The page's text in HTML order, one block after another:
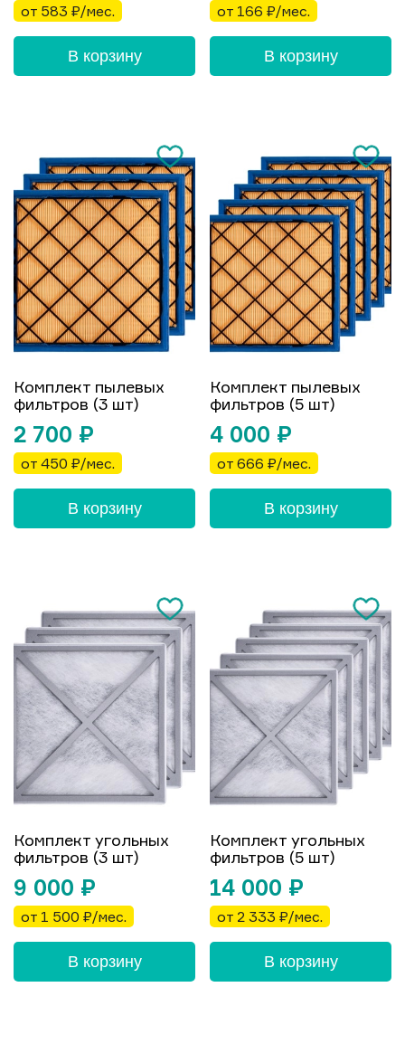
от 583 ₽/мес.
В корзину
от 166 ₽/мес.
В корзину
Комплект пылевых
фильтров (3 шт)
2 700 ₽
от 450 ₽/мес.
В корзину
Комплект пылевых
фильтров (5 шт)
4 000 ₽
от 666 ₽/мес.
В корзину
Комплект угольных
фильтров (3 шт)
9 000 ₽
от 1 500 ₽/мес.
В корзину
Комплект угольных
фильтров (5 шт)
14 000 ₽
от 2 333 ₽/мес.
В корзину